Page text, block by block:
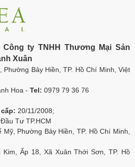
Công ty TNHH Thương Mại Sản
Xuân
Phường Bảy Hiền, TP. Hồ Chí Minh, Việt
Hoa - Tel: 0979 79 36 76
20/11/2008;
Tư TP.HCM
Mỹ, Phường Bảy Hiền, TP. Hồ Chí Minh,
Kim, Ấp 18, Xã Xuân Thới Sơn, TP. Hồ